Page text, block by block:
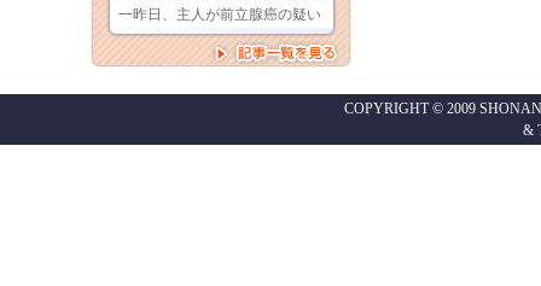
COPYRIGHT © 2009
&